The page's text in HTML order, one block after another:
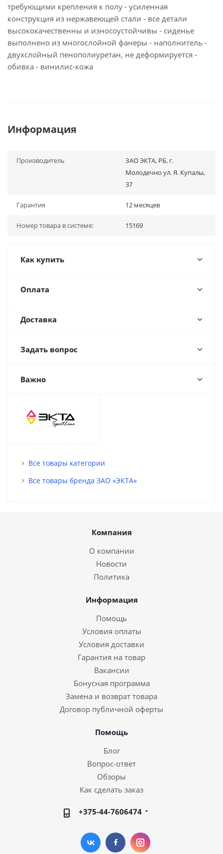
требующими крепления к полу - усиленная
конструкция из нержавеющей стали - все детали
высококачественны и износоустойчивы - сиденье
выполнено из многослойной фанеры - наполнитель -
двухслойный пенополиуретан, не деформируется -
обивка - винилис-кожа
Информация
Производитель
ЗАО ЭКТА, РБ, г.
Молодечно ул. Я. Купалы,
37
Гарантия 12 месяцев
Номер товара в системе: 15169
Как купить
Оплата
Доставка
Задать вопрос
Важно
Все товары категории
Все товары бренда ЗАО «ЭКТА»
Компания
О компании
Новости
Политика
Информация
Помощь
Условия оплаты
Условия доставки
Гарантия на товар
Вакансии
Бонусная программа
Замена и возврат товара
Договор публичной оферты
Помощь
Блог
Вопрос-ответ
Обзоры
Как сделать заказ
+375-44-7606474